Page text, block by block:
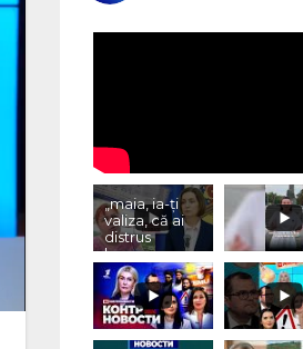
„maia, ia-ți
valiza, că ai
distrus
lumea, cu
«vremurile
astea bune”